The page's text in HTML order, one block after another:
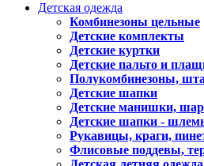
Детская одежда
Комбинезоны цельные
Детские комплекты
Детские куртки
Детские пальто и
Полукомбинезоны,
Детские шапки
Детские манишки,
Детские шапки -
Рукавицы, краги,
Флисовые поддевы,